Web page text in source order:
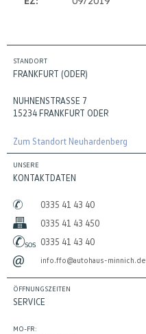
STANDORT
FRANKFURT (ODER)
NUHNENSTRASSE 7
15234 FRANKFURT ODER
Zum Standort Neuhardenberg
UNSERE
KONTAKTDATEN
0335 41 43 40
0335 41 43 450
0335 41 43 40
info.ffo@autohaus-minnich.de
ÖFFNUNGSZEITEN
SERVICE
MO-FR: